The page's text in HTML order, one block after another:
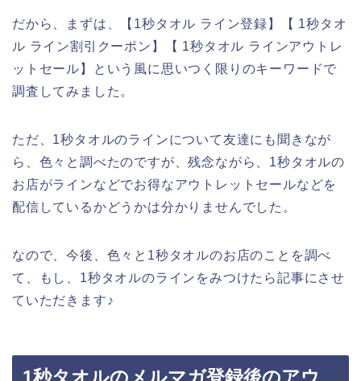
だから、まずは、【1秒タオル ライン登録】【 1秒タオ
ル ライン割引クーポン】【 1秒タオル ラインアウトレ
ットセール】という風に思いつく限りのキーワードで
調査してみました。
ただ、1秒タオルのラインについて友達にも聞きなが
ら、色々と調べたのですが、残念ながら、1秒タオルの
お店がラインなどでお得なアウトレットセールなどを
配信しているかどうかは分かりませんでした。
なので、今後、色々と1秒タオルのお店のことを調べ
て、もし、1秒タオルのラインをみつけたら記事にさせ
ていただきます♪